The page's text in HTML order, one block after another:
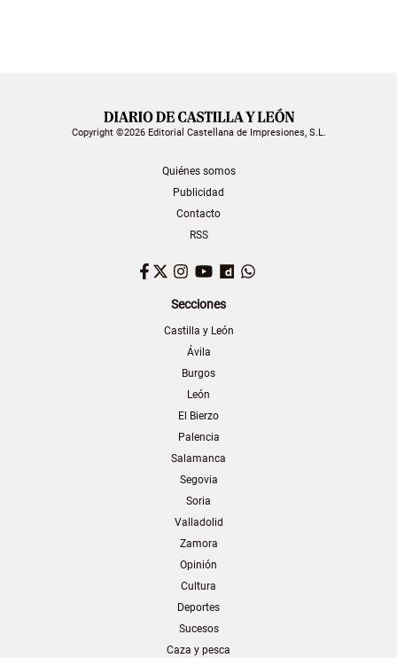
Copyright ©2026 Editorial Castellana de Impresiones, S.L.
Quiénes somos
Publicidad
Contacto
RSS
Facebook
TwitterInstagram
YouTubeDailymotion
Secciones
Castilla y León
Ávila
Burgos
León
El Bierzo
Palencia
Salamanca
Segovia
Soria
Valladolid
Zamora
Opinión
Cultura
Deportes
Sucesos
Caza y pesca